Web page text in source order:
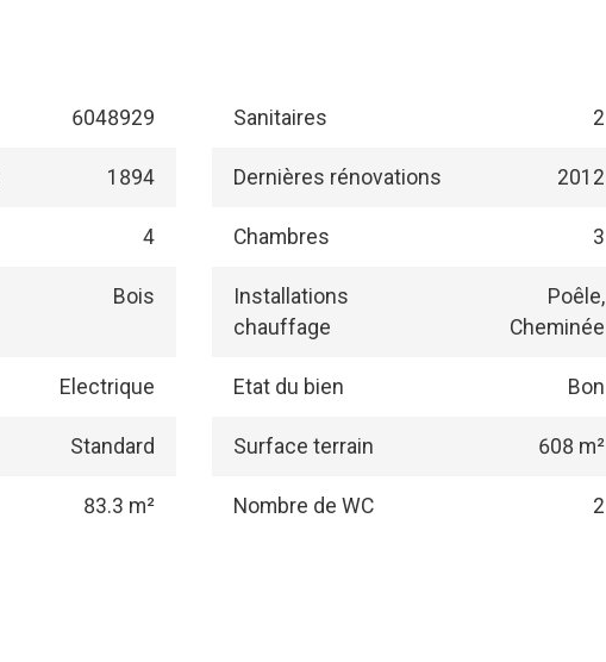
6048929 Sanitaires 2
1894 Dernières rénovations 2012
4 Chambres 3
Bois
Installations
chauffage
Poêle,
Cheminée
Electrique Etat du bien Bon
Standard Surface terrain 608 m²
83.3 m² Nombre de WC 2